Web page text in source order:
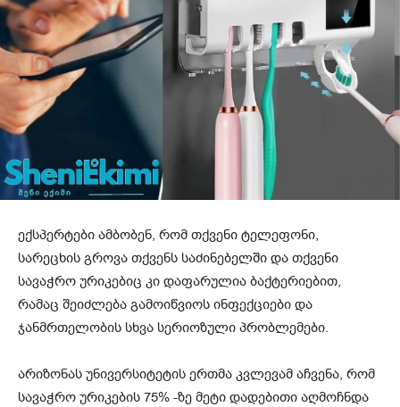
ექსპერტები ამბობენ, რომ თქვენი ტელეფონი,
სარეცხის გროვა თქვენს საძინებელში და თქვენი
სავაჭრო ურიკებიც კი დაფარულია ბაქტერიებით,
რამაც შეიძლება გამოიწვიოს ინფექციები და
ჯანმრთელობის სხვა სერიოზული პრობლემები.
არიზონას უნივერსიტეტის ერთმა კვლევამ აჩვენა, რომ
სავაჭრო ურიკების 75% -ზე მეტი დადებითი აღმოჩნდა